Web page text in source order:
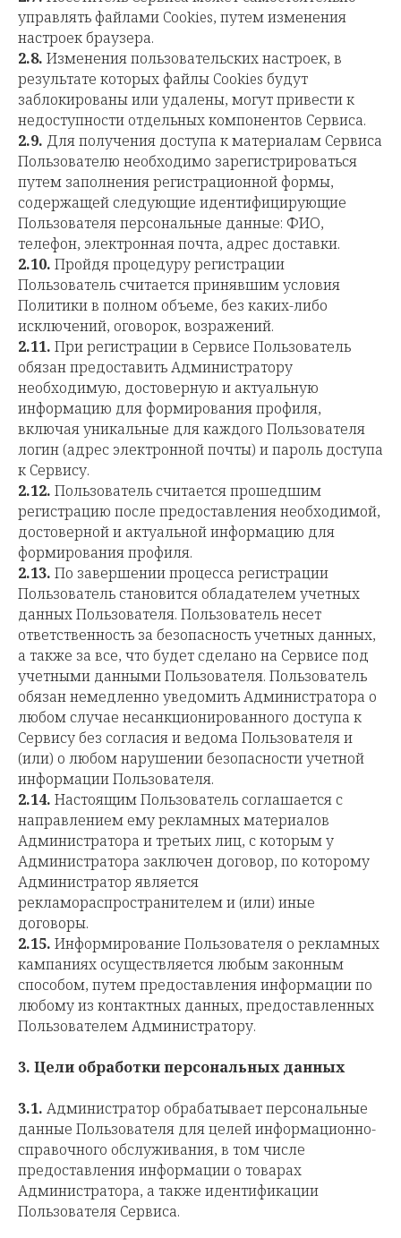
управлять файлами Cookies, путем изменения
настроек браузера.
2.8. Изменения пользовательских настроек, в
результате которых файлы Cookies будут
заблокированы или удалены, могут привести к
недоступности отдельных компонентов Сервиса.
2.9. Для получения доступа к материалам Сервиса
Пользователю необходимо зарегистрироваться
путем заполнения регистрационной формы,
содержащей следующие идентифицирующие
Пользователя персональные данные: ФИО,
телефон, электронная почта, адрес доставки.
2.10. Пройдя процедуру регистрации
Пользователь считается принявшим условия
Политики в полном объеме, без каких-либо
исключений, оговорок, возражений.
2.11. При регистрации в Сервисе Пользователь
обязан предоставить Администратору
необходимую, достоверную и актуальную
информацию для формирования профиля,
включая уникальные для каждого Пользователя
логин (адрес электронной почты) и пароль доступа
к Сервису.
2.12. Пользователь считается прошедшим
регистрацию после предоставления необходимой,
достоверной и актуальной информацию для
формирования профиля.
2.13. По завершении процесса регистрации
Пользователь становится обладателем учетных
данных Пользователя. Пользователь несет
ответственность за безопасность учетных данных,
а также за все, что будет сделано на Сервисе под
учетными данными Пользователя. Пользователь
обязан немедленно уведомить Администратора о
любом случае несанкционированного доступа к
Сервису без согласия и ведома Пользователя и
(или) о любом нарушении безопасности учетной
информации Пользователя.
2.14. Настоящим Пользователь соглашается с
направлением ему рекламных материалов
Администратора и третьих лиц, с которым у
Администратора заключен договор, по которому
Администратор является
рекламораспространителем и (или) иные
договоры.
2.15. Информирование Пользователя о рекламных
кампаниях осуществляется любым законным
способом, путем предоставления информации по
любому из контактных данных, предоставленных
Пользователем Администратору.
3. Цели обработки персональных данных
3.1. Администратор обрабатывает персональные
данные Пользователя для целей информационно-
справочного обслуживания, в том числе
предоставления информации о товарах
Администратора, а также идентификации
Пользователя Сервиса.